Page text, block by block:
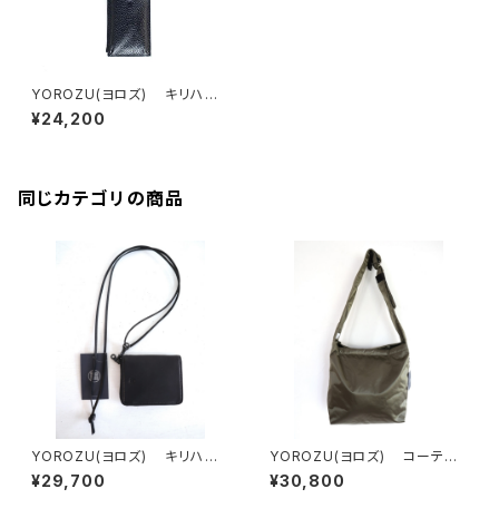
YOROZU(ヨロズ) キリハナ
立体ケース
¥24,200
同じカテゴリの商品
YOROZU(ヨロズ) キリハナC
TSテノヒラ
¥29,700
YOROZU(ヨロズ) コーテッ
ク タスキショルダー2番
¥30,800